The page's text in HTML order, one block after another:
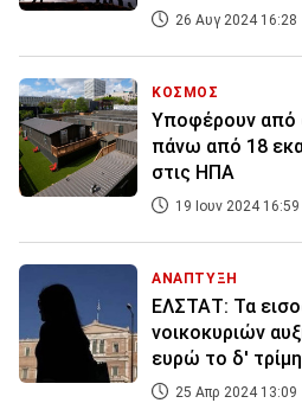
26 Αυγ 2024 16:28
ΚΟΣΜΟΣ
Υποφέρουν από
πάνω από 18
στις ΗΠΑ
19 Ιουν 2024 16:59
ΑΝΑΠΤΥΞΗ
ΕΛΣΤΑΤ: Τα
νοικοκυριών
ευρώ το δ'
25 Απρ 2024 13:09